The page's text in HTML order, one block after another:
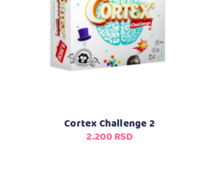
Dodaj u korpu
Cortex Challenge 2
2.200RSD